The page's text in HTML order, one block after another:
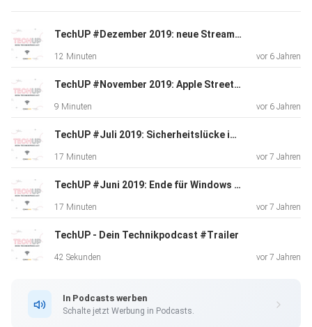
TechUP #Dezember 2019: neue Streaming Plattformen in Deutschland, DAB+ in allen neuen Autos und die ersten Quantencomputer - TechUp
12 Minuten vor 6 Jahren
TechUP #November 2019: Apple Street View in Deutschland, neue E-Book Reader und gehackte Straßenschilder in New York - TechUp
9 Minuten vor 6 Jahren
TechUP #Juli 2019: Sicherheitslücke in WhatsApp, neue IKEA Lautsprecher und das Digitalradio DAB+ - TechUp
17 Minuten vor 7 Jahren
TechUP #Juni 2019: Ende für Windows 7, N26-Bank überfordert & Smartwatch zum Selbstkonfigurieren - TechUp
17 Minuten vor 7 Jahren
TechUP - Dein Technikpodcast #Trailer
42 Sekunden vor 7 Jahren
In Podcasts werben
Schalte jetzt Werbung in Podcasts.